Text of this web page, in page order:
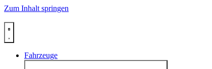
Zum Inhalt springen
Fahrzeuge